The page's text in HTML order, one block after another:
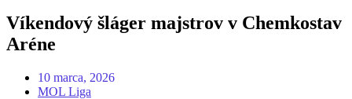
Víkendový šláger majstrov v Chemkostav
Aréne
10 marca, 2026
MOL Liga